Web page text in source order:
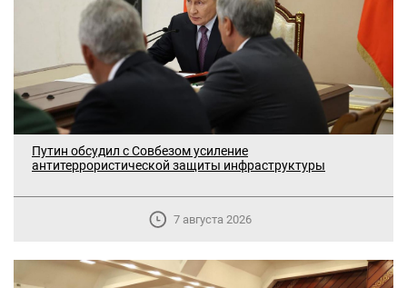
Путин обсудил с Совбезом усиление
антитеррористической защиты инфраструктуры
7 августа 2026